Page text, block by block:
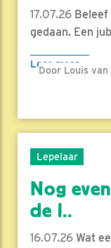
17.07.26
gedaan. Een
Lees meer
Door Louis van
Lepelaar
Nog
de l..
16.07.26 Wat